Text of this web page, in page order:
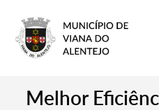
Melhor